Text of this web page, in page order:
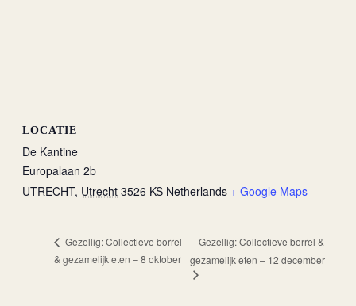
LOCATIE
De Kantine
Europalaan 2b
UTRECHT, Utrecht 3526 KS Netherlands + Google Maps
Gezellig: Collectieve borrel
& gezamelijk eten – 8 oktober
Gezellig: Collectieve borrel &
gezamelijk eten – 12 december